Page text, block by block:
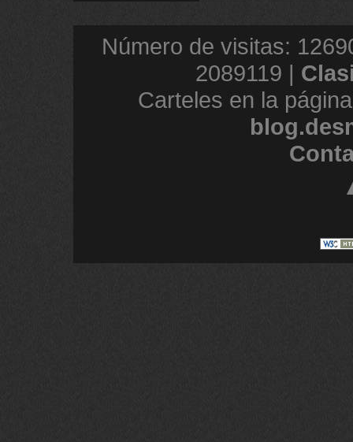
Número de visitas:
2089119 |
Carteles en la